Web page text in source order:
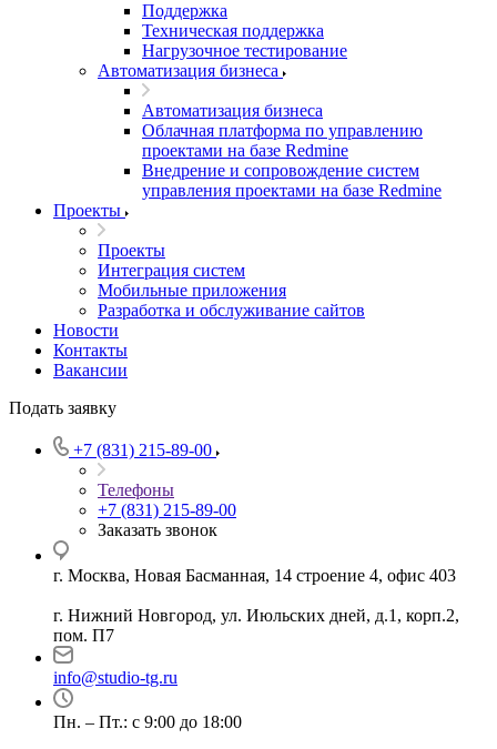
Поддержка
Техническая поддержка
Нагрузочное тестирование
Автоматизация бизнеса
Автоматизация бизнеса
Облачная платформа по управлению
проектами на базе Redmine
Внедрение и сопровождение систем
управления проектами на базе Redmine
Проекты
Проекты
Интеграция систем
Мобильные приложения
Разработка и обслуживание сайтов
Новости
Контакты
Вакансии
Подать заявку
+7 (831) 215-89-00
Телефоны
+7 (831) 215-89-00
Заказать звонок
г. Москва, Новая Басманная, 14 строение 4, офис 403
г. Нижний Новгород, ул. Июльских дней, д.1, корп.2,
пом. П7
info@studio-tg.ru
Пн. – Пт.: с 9:00 до 18:00